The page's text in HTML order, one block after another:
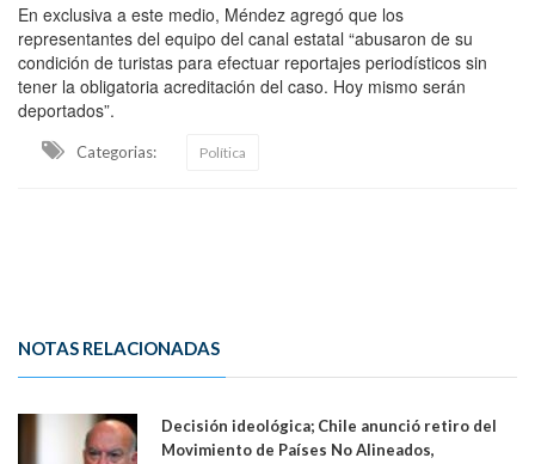
En exclusiva a este medio, Méndez agregó que los
representantes del equipo del canal estatal “abusaron de su
condición de turistas para efectuar reportajes periodísticos sin
tener la obligatoria acreditación del caso. Hoy mismo serán
deportados”.
Categorias: Política
NOTAS RELACIONADAS
Decisión ideológica; Chile anunció retiro del
Movimiento de Países No Alineados,